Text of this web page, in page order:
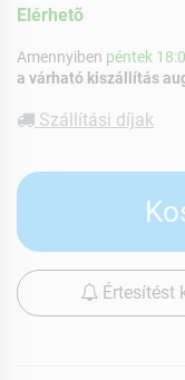
Elérhetõ
Amennyiben péntek
a várható kiszállítás
Szállítási díjak
Értesítést